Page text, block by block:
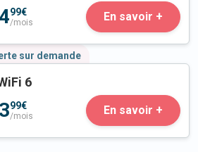
99€
/mois En savoir +
sur demande
6
99€
/mois En savoir +